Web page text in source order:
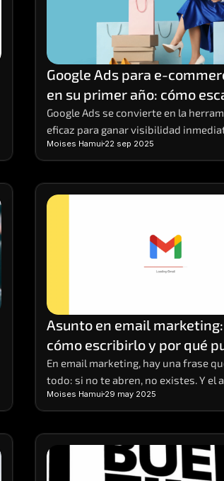
Google Ads para e-
en su primer año: cómo
desde cero
Google Ads se convierte en la
eficaz para ganar visibilidad
primeras ventas.
Moises Hamui 22 sep 2025
Asunto en email marketing:
cómo escribirlo y por qué
o romper tu campaña
En email marketing, hay una frase
todo: si no te abren, no existes. Y el
correo es el primer (y a veces único)
contacto que tienes para captar la
lector. Puede parecer una línea de
es el anzuelo que decide si el
ignorado, eliminado o abierto con
Moises Hamui 29 may 2025